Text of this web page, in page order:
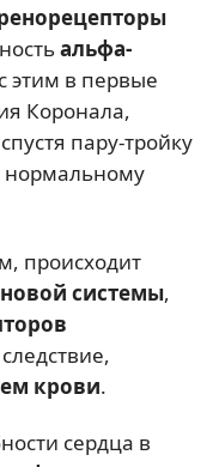
альфа-
этим в первые
Коронала,
пару-тройку
нормальному
происходит
системы,
крови.
сердца в